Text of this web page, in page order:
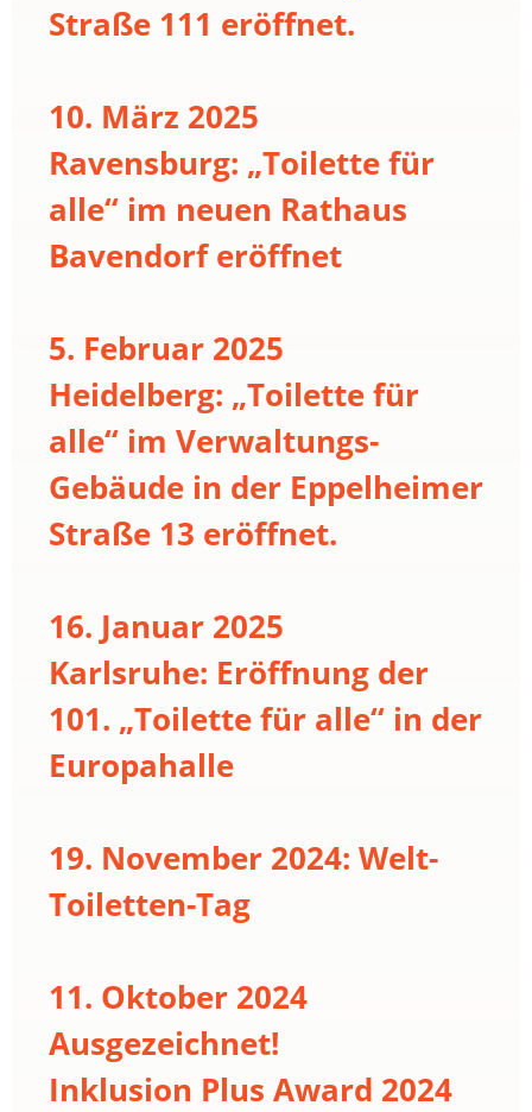
Straße 111 eröffnet.
10. März 2025
Ravensburg: „Toilette für
alle“ im neuen Rathaus
Bavendorf eröffnet
5. Februar 2025
Heidelberg: „Toilette für
alle“ im Verwaltungs-
Gebäude in der Eppelheimer
Straße 13 eröffnet.
16. Januar 2025
Karlsruhe: Eröffnung der
101. „Toilette für alle“ in der
Europahalle
19. November 2024: Welt-
Toiletten-Tag
11. Oktober 2024
Ausgezeichnet!
Inklusion Plus Award 2024